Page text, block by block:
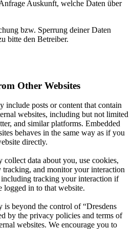
Auskunft, welche Daten über
bzw. Sperrung deiner Daten
bitte den Betreiber.
Other Websites
include posts or content that contain
websites, including but not limited
and similar platforms. Embedded
behaves in the same way as if you
directly.
collect data about you, use cookies,
and monitor your interaction
tracking your interaction if
logged in to that website.
is beyond the control of “Dresdens
by the privacy policies and terms of
websites. We encourage you to